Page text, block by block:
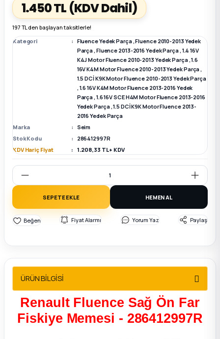
Parça
Parça
Parça
Sedan
Parça
1.450 TL (KDV Dahil)
197 TL den başlayan taksitlerle!
Kategori
Fluence Yedek Parça,Fluence 2010-2013 Yedek
Parça,Fluence 2013-2016 Yedek Parça,1.4 16V
K4J Motor Fluence 2010-2013 Yedek Parça,1.6
16V K4M Motor Fluence 2010-2013 Yedek Parça,
1.5 DCİ K9K Motor Fluence 2010-2013 Yedek Parça
,1.6 16V K4M Motor Fluence 2013-2016 Yedek
Parça,1.6 16V SCE H4M Motor Fluence 2013-2016
Yedek Parça,1.5 DCİ K9K Motor Fluence 2013-
2016 Yedek Parça
Marka
Seim
Stok Kodu
286412997R
KDV Hariç Fiyat
1.208,33 TL + KDV
SEPETE EKLE HEMEN AL
Fiyat Alarmı Yorum Yaz Paylaş
ÜRÜN BİLGİSİ
Renault Fluence Sağ Ön Far
Fiskiye Memesi - 286412997R